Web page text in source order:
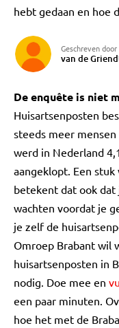
hebt gedaan en hoe
Geschreven door
van de
De enquête is niet
Huisartsenposten
steeds meer
werd in Nederland
aangeklopt. Een stuk
betekent dat ook
wachten voordat je
je zelf de
Omroep Brabant wil
huisartsenposten in
nodig. Doe mee en
een paar minuten.
hoe het met de